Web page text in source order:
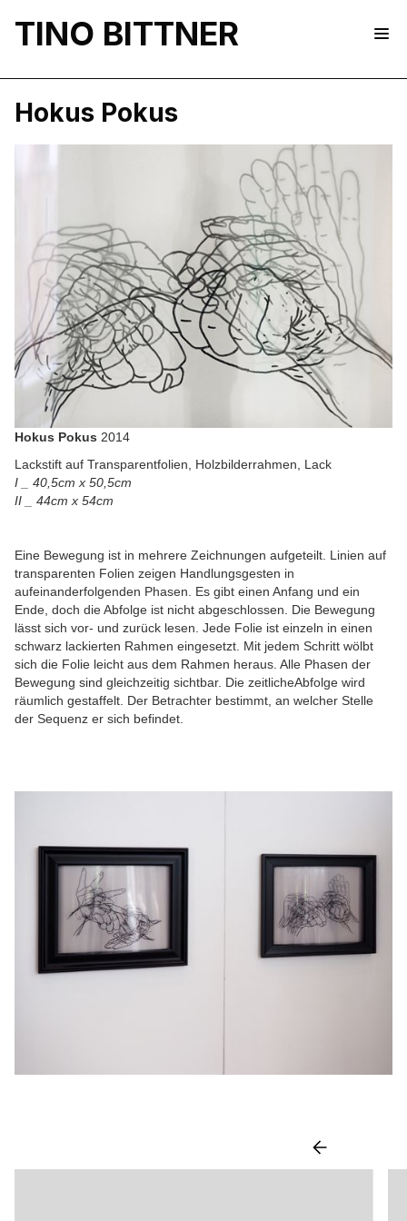
TINO BITTNER
Hokus Pokus
Hokus Pokus 2014
Lackstift auf Transparentfolien, Holzbilderrahmen, Lack
I _ 40,5cm x 50,5cm
II _ 44cm x 54cm
Eine Bewegung ist in mehrere Zeichnungen aufgeteilt. Linien auf
transparenten Folien zeigen Handlungsgesten in
aufeinanderfolgenden Phasen. Es gibt einen Anfang und ein
Ende, doch die Abfolge ist nicht abgeschlossen. Die Bewegung
lässt sich vor- und zurück lesen. Jede Folie ist einzeln in einen
schwarz lackierten Rahmen eingesetzt. Mit jedem Schritt wölbt
sich die Folie leicht aus dem Rahmen heraus. Alle Phasen der
Bewegung sind gleichzeitig sichtbar. Die zeitlicheAbfolge wird
räumlich gestaffelt. Der Betrachter bestimmt, an welcher Stelle
der Sequenz er sich befindet.